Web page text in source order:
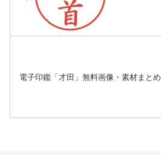
電子印鑑「才田」無料画像・素材まとめ